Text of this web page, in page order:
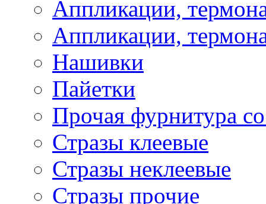
Аппликации,
Аппликации,
Нашивки
Пайетки
Прочая фурнитура
Стразы клеевые
Стразы неклеевые
Стразы прочие